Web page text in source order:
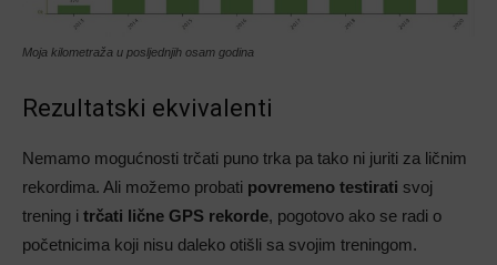
Moja kilometraža u posljednjih osam godina
Rezultatski ekvivalenti
Nemamo mogućnosti trčati puno trka pa tako ni juriti za ličnim
rekordima. Ali možemo probati povremeno testirati svoj
trening i trčati lične GPS rekorde, pogotovo ako se radi o
početnicima koji nisu daleko otišli sa svojim treningom.